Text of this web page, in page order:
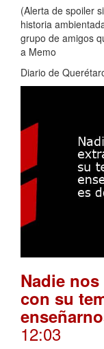
(Alerta de spoiler
historia
grupo de amigos
a Memo
Diario de
Nadie
con su
12:03